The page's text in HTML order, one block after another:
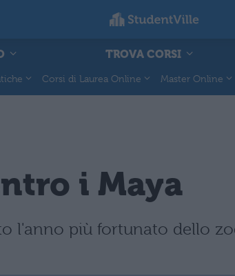
TROVA CORSI
Corsi di Laurea Online Master Online
i Maya
l'anno più fortunato dello